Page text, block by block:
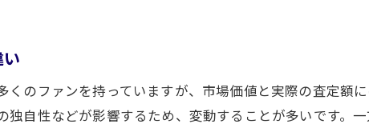
豊富な査定士による安心のサービス
取大吉新静岡店がダンヒルライターを高額査定
定基準の透明性
のファンを持っていますが、市場価値と実際の査定額に
自性などが影響するため、変動することが多いです。